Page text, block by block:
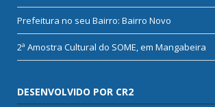
Prefeitura no seu Bairro: Bairro Novo
2ª Amostra Cultural do SOME, em Mangabeira
DESENVOLVIDO POR CR2